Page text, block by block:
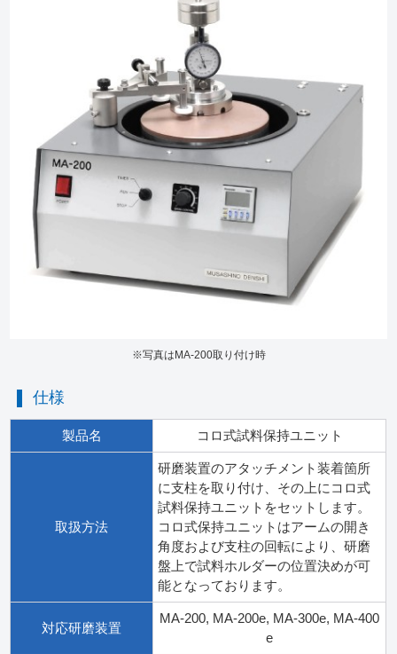
※写真はMA-200取り付け時
仕様
製品名 コロ式試料保持ユニット
取扱方法
研磨装置のアタッチメント装着箇所
に支柱を取り付け、その上にコロ式
試料保持ユニットをセットします。
コロ式保持ユニットはアームの開き
角度および支柱の回転により、研磨
盤上で試料ホルダーの位置決めが可
能となっております。
対応研磨装置
MA-200, MA-200e, MA-300e, MA-400
e